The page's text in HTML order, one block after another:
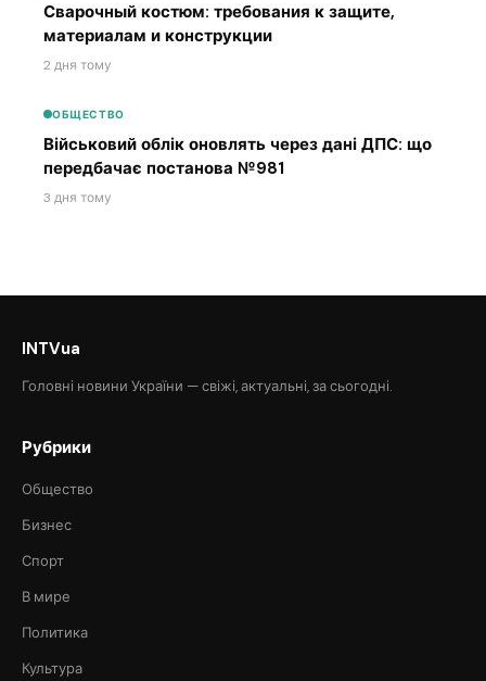
Сварочный костюм: требования к защите,
материалам и конструкции
2 дня тому
ОБЩЕСТВО
Військовий облік оновлять через дані ДПС: що
передбачає постанова №981
3 дня тому
INTVua
Головні новини України — свіжі, актуальні, за сьогодні.
Рубрики
Общество
Бизнес
Спорт
В мире
Политика
Культура